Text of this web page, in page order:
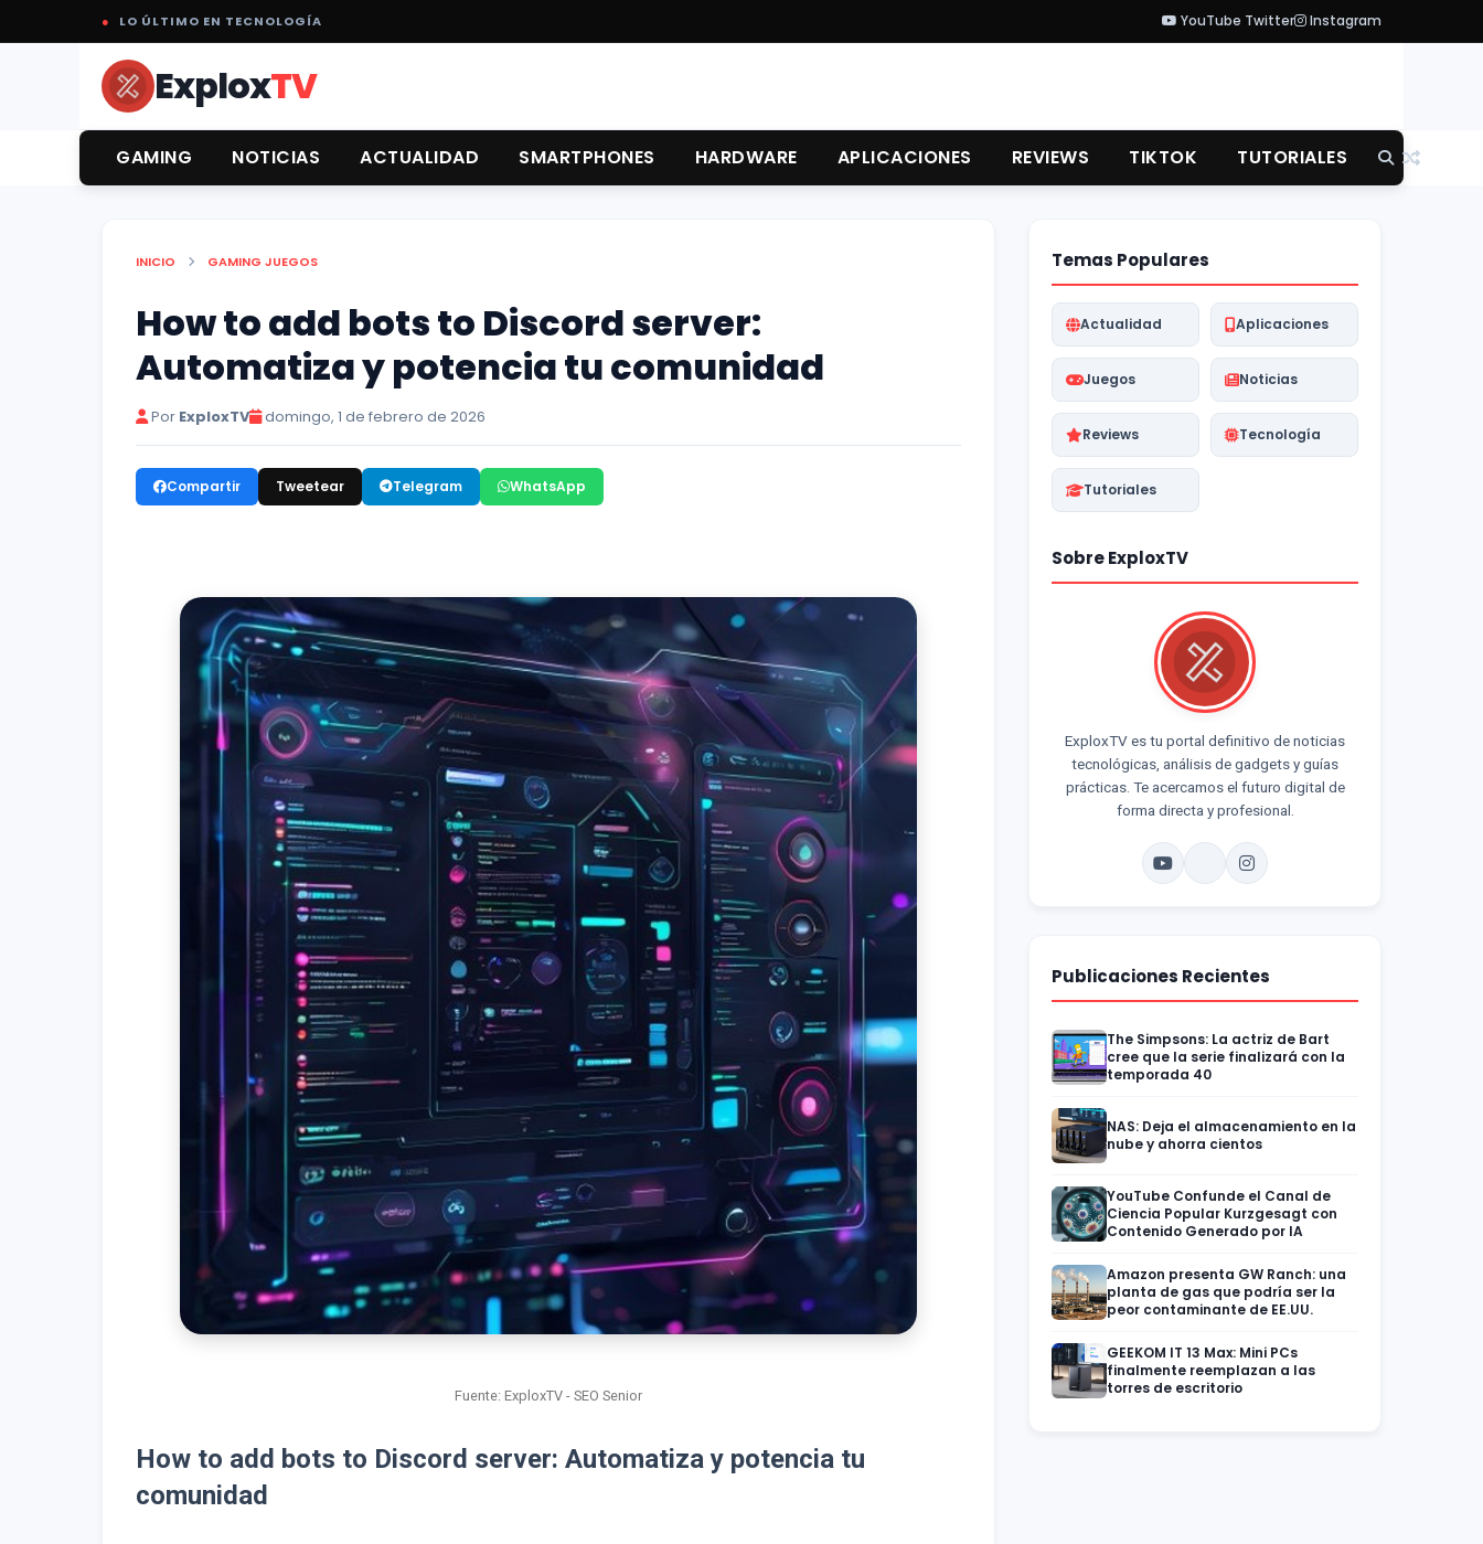
● LO ÚLTIMO EN TECNOLOGÍA YouTube Twitter Instagram
ExploxTV
GAMING NOTICIAS ACTUALIDAD SMARTPHONES HARDWARE APLICACIONES REVIEWS TIKTOK TUTORIALES
INICIO GAMING JUEGOS
How to add bots to Discord server:
Automatiza y potencia tu comunidad
Por ExploxTV domingo, 1 de febrero de 2026
Compartir Tweetear Telegram WhatsApp
Fuente: ExploxTV - SEO Senior
How to add bots to Discord server: Automatiza y potencia tu
comunidad
Temas Populares
Actualidad Aplicaciones
Juegos Noticias
Reviews Tecnología
Tutoriales
Sobre ExploxTV
ExploxTV es tu portal definitivo de noticias
tecnológicas, análisis de gadgets y guías
prácticas. Te acercamos el futuro digital de
forma directa y profesional.
Publicaciones Recientes
The Simpsons: La actriz de Bart
cree que la serie finalizará con la
temporada 40
NAS: Deja el almacenamiento en la
nube y ahorra cientos
YouTube Confunde el Canal de
Ciencia Popular Kurzgesagt con
Contenido Generado por IA
Amazon presenta GW Ranch: una
planta de gas que podría ser la
peor contaminante de EE.UU.
GEEKOM IT 13 Max: Mini PCs
finalmente reemplazan a las
torres de escritorio